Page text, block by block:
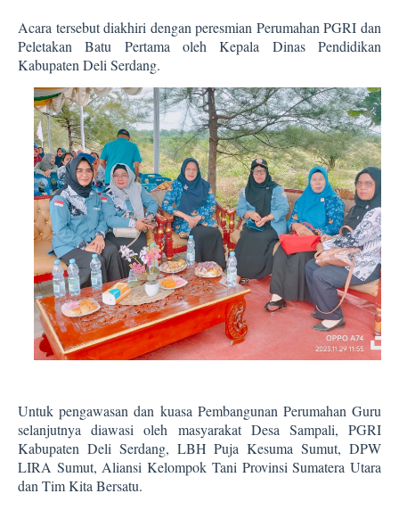
Acara tersebut diakhiri dengan peresmian Perumahan PGRI dan
Peletakan Batu Pertama oleh Kepala Dinas Pendidikan
Kabupaten Deli Serdang.
Untukpengawasan dan kuasa Pembangunan Perumahan Guru
selanjutnya diawasi oleh masyarakatDesa Sampali,PGRI
Kabupaten Deli Serdang, LBH Puja Kesuma Sumut,DPW
LIRA Sumut, Aliansi Kelompok Tani Provinsi Sumatera Utara
dan Tim Kita Bersatu.